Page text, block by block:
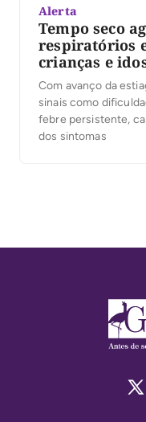
Alerta
Tempo seco
respiratórios
crianças e
Com avanço da
sinais como
febre persistente,
dos sintomas